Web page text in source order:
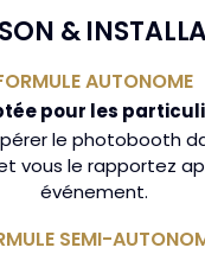
&
AUTONOME
pour les
le photobooth
vous le rapportez
événement.
SEMI-